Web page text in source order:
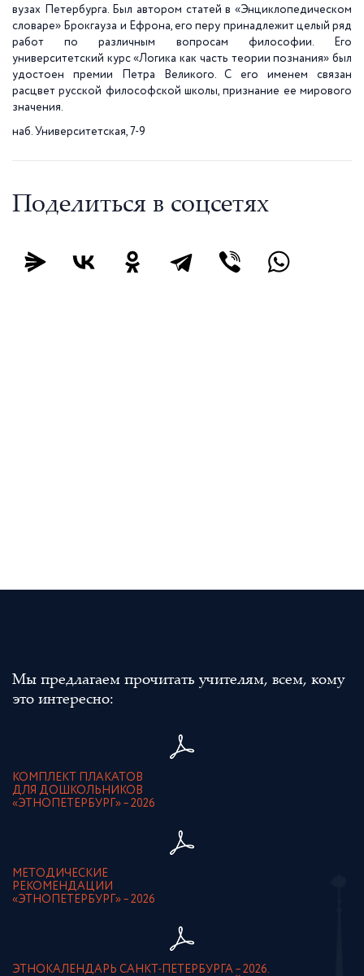
вузах Петербурга. Был автором статей в «Энциклопедическом
словаре» Брокгауза и Ефрона, его перу принадлежит целый ряд
работ по различным вопросам философии. Его
университетский курс «Логика как часть теории познания» был
удостоен премии Петра Великого. С его именем связан
расцвет русской философской школы, признание ее мирового
значения.
наб. Университетская, 7-9
Поделиться в соцсетях
Мы предлагаем прочитать учителям, всем, кому
это интересно:
КОМПЛЕКТ ПЛАКАТОВ
ДЛЯ ДОШКОЛЬНИКОВ
«ЭТНОПЕТЕРБУРГ» – 2026
МЕТОДИЧЕСКИЕ
РЕКОМЕНДАЦИИ
«ЭТНОПЕТЕРБУРГ» – 2026
ЭТНОКАЛЕНДАРЬ САНКТ-ПЕТЕРБУРГА – 2026.